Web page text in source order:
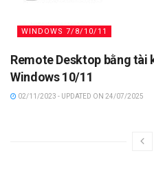
WINDOWS 7/8/10/11
Remote Desktop bằng
Windows 10/11
02/11/2023 - UPDATED ON 24/07/2025